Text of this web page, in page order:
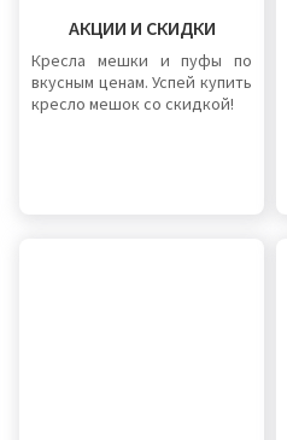
АКЦИИ И СКИДКИ
Кресла мешки и пуфы по
вкусным ценам. Успей купить
кресло мешок со скидкой!